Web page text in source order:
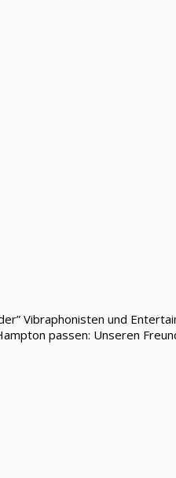
Vibraphonisten und
passen: Unseren